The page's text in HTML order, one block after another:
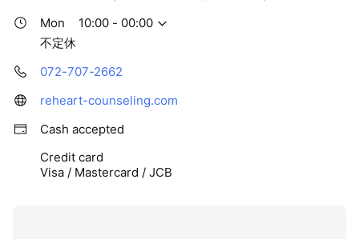
Mon
10:00 - 00:00
不定休
072-707-2662
reheart-counseling.com
Cash accepted
Credit card
Visa / Mastercard / JCB